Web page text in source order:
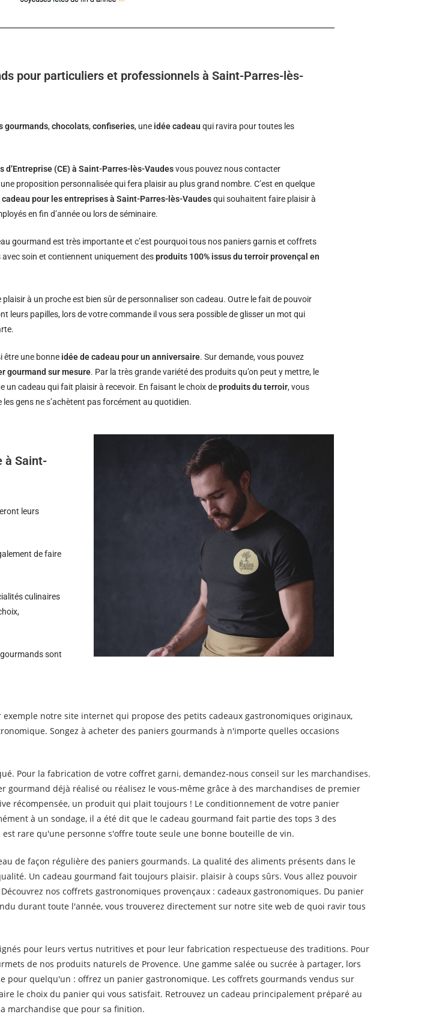
pour particuliers et professionnels à Saint-Parres-lès-
gourmands,chocolats,confiseries, une idée cadeau qui ravira pour toutes les
d’Entreprise (CE) à Saint-Parres-lès-Vaudesvous pouvez nous contacter
proposition personnalisée qui fera plaisir au plus grand nombre. C’est en quelque
cadeau pour les entreprises à Saint-Parres-lès-Vaudesqui souhaitent faire plaisir à
en fin d’année ou lors de séminaire.
gourmand est très importante et c’est pourquoi tous nos paniers garnis et coffrets
soin et contiennent uniquement desproduits 100% issus du terroir provençal en
à un proche est bien sûr de personnaliser son cadeau. Outre le fait de pouvoir
leurs papilles, lors de votre commande il vous sera possible de glisser un mot qui
être une bonne idée de cadeau pour un anniversaire. Sur demande, vous pouvez
gourmand sur mesure. Par la très grande variété des produits qu’on peut y mettre, le
un cadeau qui fait plaisir à recevoir. En faisant le choix deproduits du terroir, vous
gens ne s’achètent pas forcément au quotidien.
à Saint-
leurs
de faire
culinaires
sont
notre site internet qui propose des petits cadeaux gastronomiques originaux,
Songez à acheter des paniers gourmands à n'importe quelles occasions
Pour la fabrication de votre coffret garni, demandez-nous conseil sur les marchandises.
déjà réalisé ou réalisez le vous-même grâce à des marchandises de premier
récompensée, un produit qui plait toujours ! Le conditionnement de votre panier
à un sondage, il a été dit que le cadeau gourmand fait partie des tops 3 des
rare qu'une personne s'offre toute seule une bonne bouteille de vin.
de façon régulière des paniers gourmands. La qualité des aliments présents dans le
Un cadeau gourmand fait toujours plaisir. plaisir à coups sûrs. Vous allez pouvoir
nos coffrets gastronomiques provençaux : cadeaux gastronomiques. Du panier
durant toute l'année, vous trouverez directement sur notre site web de quoi ravir tous
pour leurs vertus nutritives et pour leur fabrication respectueuse des traditions. Pour
de nos produits naturels de Provence. Une gamme salée ou sucrée à partager, lors
pour quelqu'un : offrez un panier gastronomique. Les coffrets gourmands vendus sur
le choix du panier qui vous satisfait. Retrouvez un cadeau principalement préparé au
marchandise que pour sa finition.